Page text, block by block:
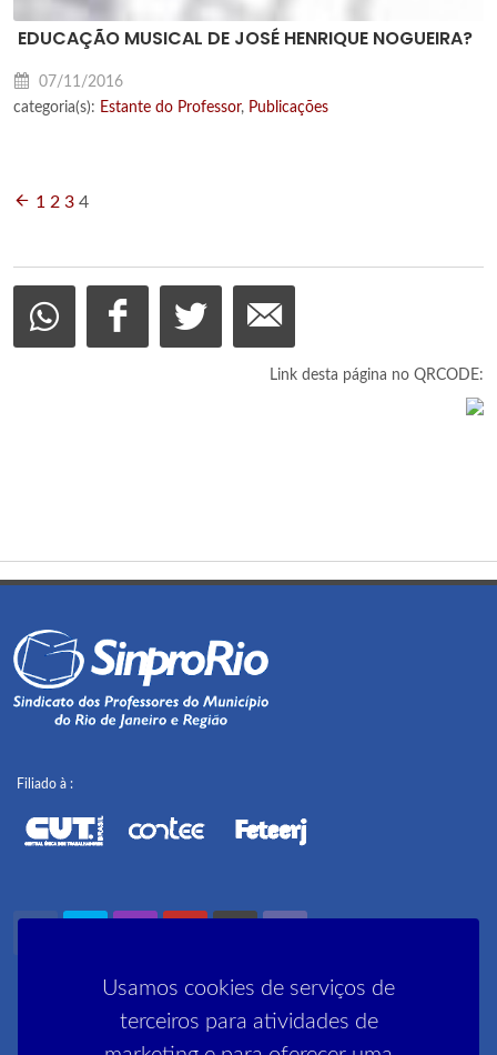
Usamos cookies de serviços de
terceiros para atividades de
EDUCAÇÃO MUSICAL DE JOSÉ HENRIQUE NOGUEIRA?
07/11/2016
categoria(s): Estante do Professor, Publicações
1 2 3 4
Link desta página no QRCODE:
Filiado à :